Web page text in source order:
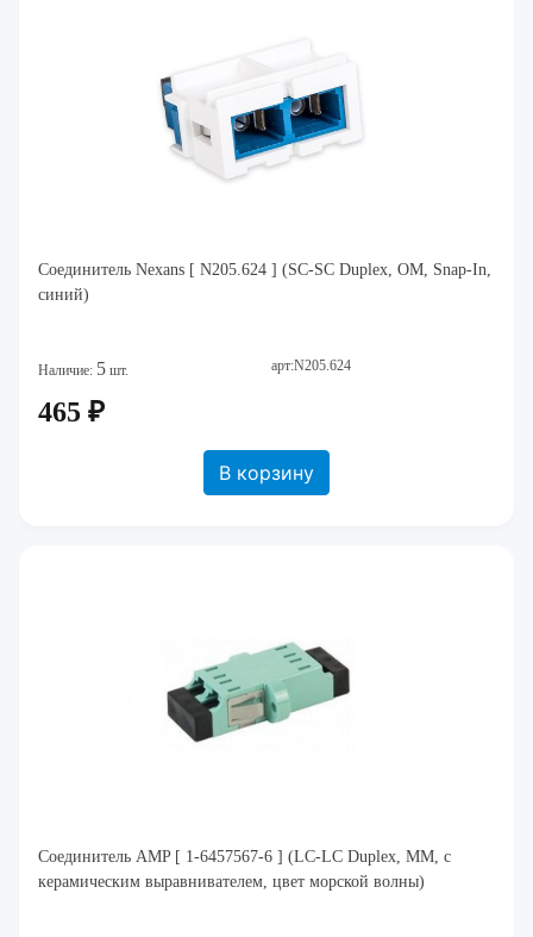
Соединитель Nexans [ N205.624 ] (SC-SC Duplex, ОМ, Snap-In,
синий)
Наличие: 5 шт. арт:N205.624
465 ₽
В корзину
Соединитель AMP [ 1-6457567-6 ] (LC-LC Duplex, ММ, с
керамическим выравнивателем, цвет морской волны)